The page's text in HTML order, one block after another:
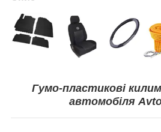
Гумо-пластикові
автомобіля